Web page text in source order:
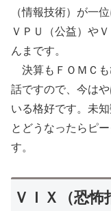
（情報技術）が一
ＶＰＵ（公益）や
んまです。
決算もＦＯＭＣも
話ですので、今は
いる格好です。未
とどうなったらピ
す。
ＶＩＸ（恐怖